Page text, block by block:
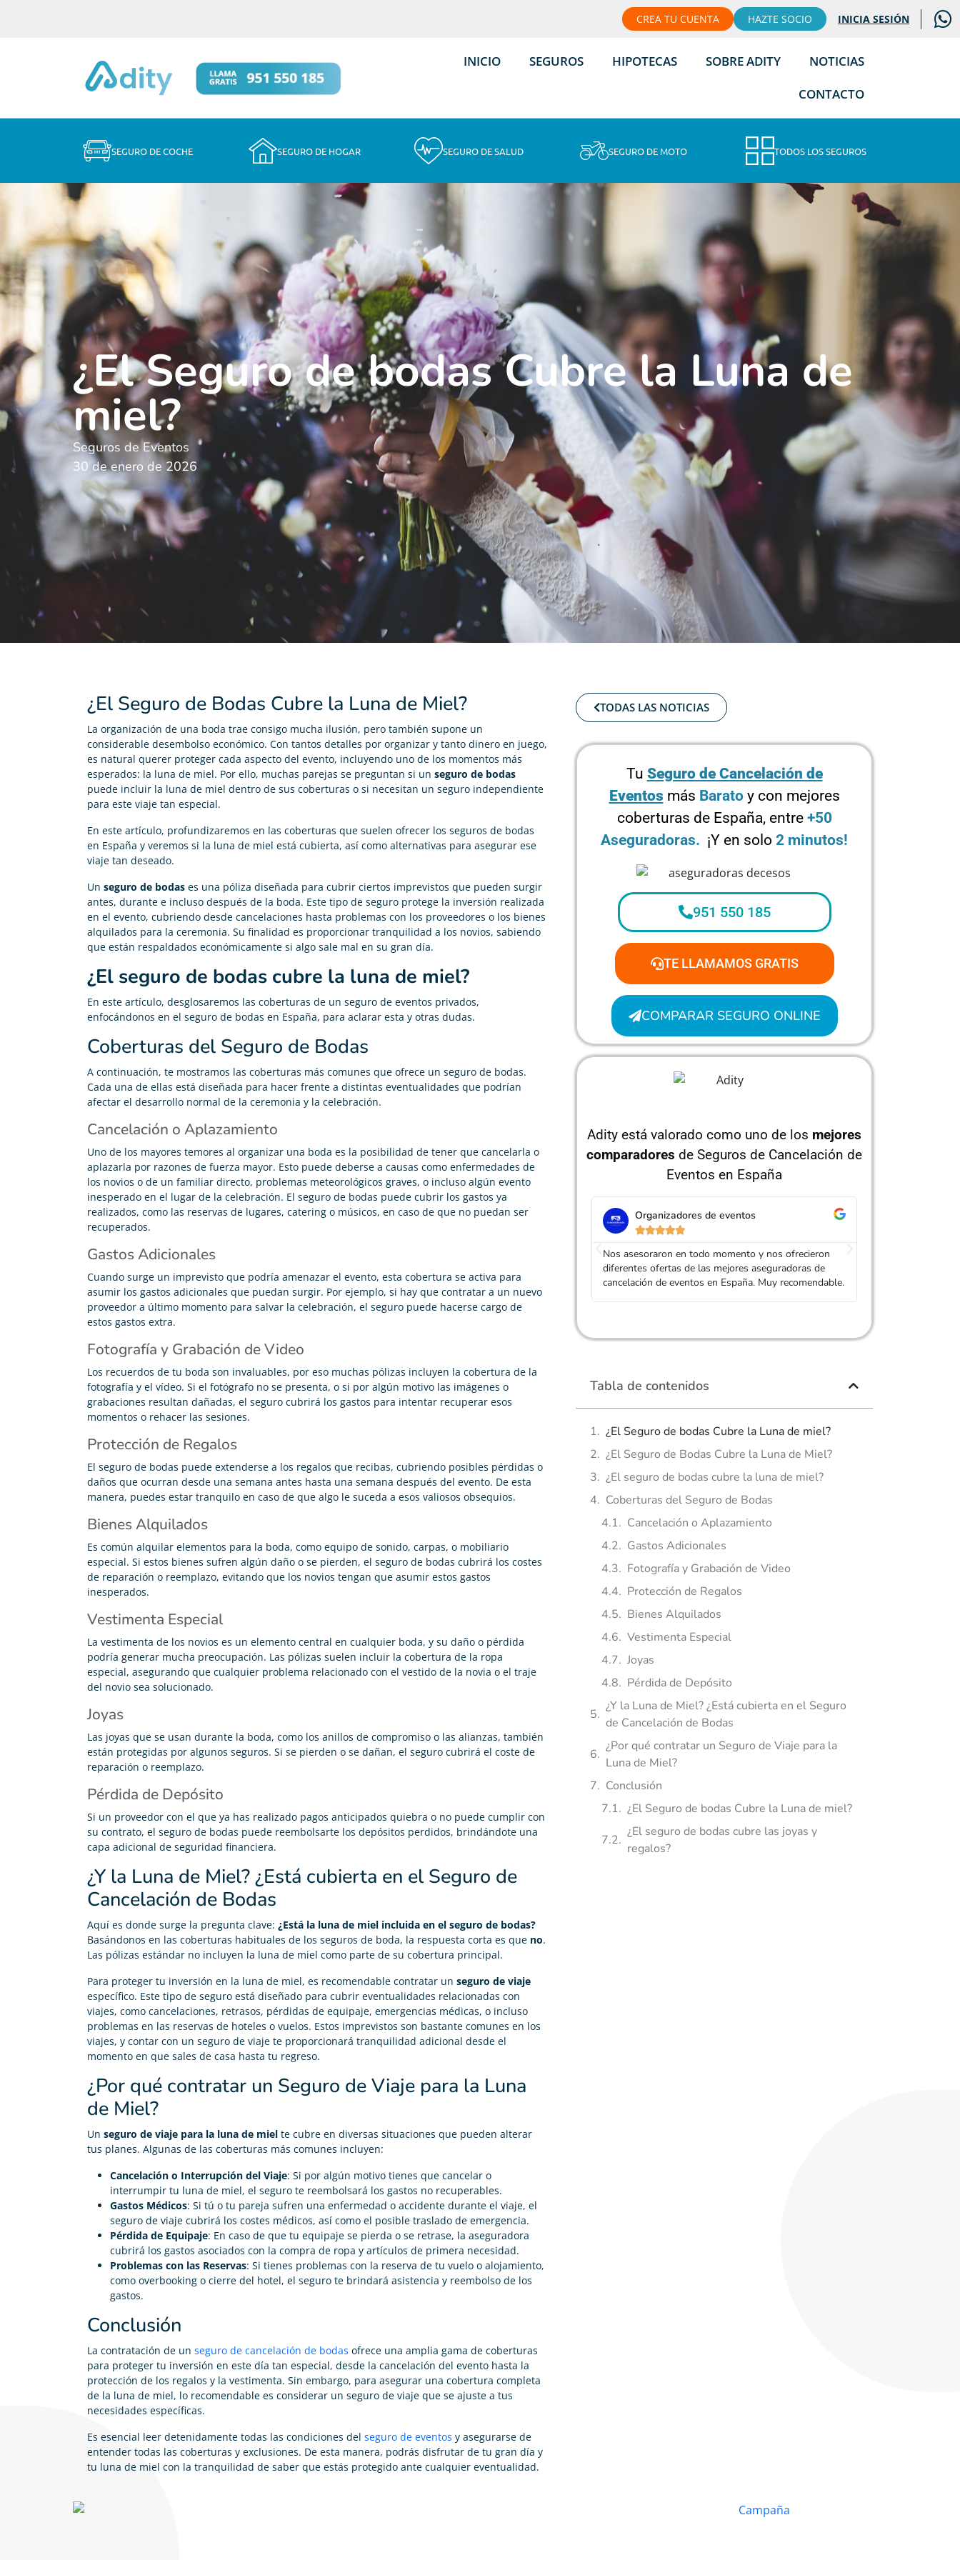
CREA TU CUENTA HAZTE SOCIO INICIA SESIÓN
INICIO SEGUROS HIPOTECAS SOBRE ADITY
NOTICIAS
CONTACTO
SEGURO DE COCHE SEGURO DE HOGAR SEGURO DE SALUD SEGURO DE MOTO TODOS LOS SEGUROS
¿El Seguro de bodas Cubre la Luna de
miel?
Seguros de Eventos
30 de enero de 2026
¿El Seguro de Bodas Cubre la Luna de Miel?
La organización de una boda trae consigo mucha ilusión, pero también supone un
considerable desembolso económico. Con tantos detalles por organizar y tanto dinero en juego,
es natural querer proteger cada aspecto del evento, incluyendo uno de los momentos más
esperados: la luna de miel. Por ello, muchas parejas se preguntan si un seguro de bodas
puede incluir la luna de miel dentro de sus coberturas o si necesitan un seguro independiente
para este viaje tan especial.
En este artículo, profundizaremos en las coberturas que suelen ofrecer los seguros de bodas
en España y veremos si la luna de miel está cubierta, así como alternativas para asegurar ese
viaje tan deseado.
Un seguro de bodas es una póliza diseñada para cubrir ciertos imprevistos que pueden surgir
antes, durante e incluso después de la boda. Este tipo de seguro protege la inversión realizada
en el evento, cubriendo desde cancelaciones hasta problemas con los proveedores o los bienes
alquilados para la ceremonia. Su finalidad es proporcionar tranquilidad a los novios, sabiendo
que están respaldados económicamente si algo sale mal en su gran día.
¿El seguro de bodas cubre la luna de miel?
En este artículo, desglosaremos las coberturas de un seguro de eventos privados,
enfocándonos en el seguro de bodas en España, para aclarar esta y otras dudas.
Coberturas del Seguro de Bodas
A continuación, te mostramos las coberturas más comunes que ofrece un seguro de bodas.
Cada una de ellas está diseñada para hacer frente a distintas eventualidades que podrían
afectar el desarrollo normal de la ceremonia y la celebración.
Cancelación o Aplazamiento
Uno de los mayores temores al organizar una boda es la posibilidad de tener que cancelarla o
aplazarla por razones de fuerza mayor. Esto puede deberse a causas como enfermedades de
los novios o de un familiar directo, problemas meteorológicos graves, o incluso algún evento
inesperado en el lugar de la celebración. El seguro de bodas puede cubrir los gastos ya
realizados, como las reservas de lugares, catering o músicos, en caso de que no puedan ser
recuperados.
Gastos Adicionales
Cuando surge un imprevisto que podría amenazar el evento, esta cobertura se activa para
asumir los gastos adicionales que puedan surgir. Por ejemplo, si hay que contratar a un nuevo
proveedor a último momento para salvar la celebración, el seguro puede hacerse cargo de
estos gastos extra.
Fotografía y Grabación de Video
Los recuerdos de tu boda son invaluables, por eso muchas pólizas incluyen la cobertura de la
fotografía y el vídeo. Si el fotógrafo no se presenta, o si por algún motivo las imágenes o
grabaciones resultan dañadas, el seguro cubrirá los gastos para intentar recuperar esos
momentos o rehacer las sesiones.
Protección de Regalos
El seguro de bodas puede extenderse a los regalos que recibas, cubriendo posibles pérdidas o
daños que ocurran desde una semana antes hasta una semana después del evento. De esta
manera, puedes estar tranquilo en caso de que algo le suceda a esos valiosos obsequios.
Bienes Alquilados
Es común alquilar elementos para la boda, como equipo de sonido, carpas, o mobiliario
especial. Si estos bienes sufren algún daño o se pierden, el seguro de bodas cubrirá los costes
de reparación o reemplazo, evitando que los novios tengan que asumir estos gastos
inesperados.
Vestimenta Especial
La vestimenta de los novios es un elemento central en cualquier boda, y su daño o pérdida
podría generar mucha preocupación. Las pólizas suelen incluir la cobertura de la ropa
especial, asegurando que cualquier problema relacionado con el vestido de la novia o el traje
del novio sea solucionado.
Joyas
Las joyas que se usan durante la boda, como los anillos de compromiso o las alianzas, también
están protegidas por algunos seguros. Si se pierden o se dañan, el seguro cubrirá el coste de
reparación o reemplazo.
Pérdida de Depósito
Si un proveedor con el que ya has realizado pagos anticipados quiebra o no puede cumplir con
su contrato, el seguro de bodas puede reembolsarte los depósitos perdidos, brindándote una
capa adicional de seguridad financiera.
¿Y la Luna de Miel? ¿Está cubierta en el Seguro de
Cancelación de Bodas
Aquí es donde surge la pregunta clave: ¿Está la luna de miel incluida en el seguro de bodas?
Basándonos en las coberturas habituales de los seguros de boda, la respuesta corta es que no.
Las pólizas estándar no incluyen la luna de miel como parte de su cobertura principal.
Para proteger tu inversión en la luna de miel, es recomendable contratar un seguro de viaje
específico. Este tipo de seguro está diseñado para cubrir eventualidades relacionadas con
viajes, como cancelaciones, retrasos, pérdidas de equipaje, emergencias médicas, o incluso
problemas en las reservas de hoteles o vuelos. Estos imprevistos son bastante comunes en los
viajes, y contar con un seguro de viaje te proporcionará tranquilidad adicional desde el
momento en que sales de casa hasta tu regreso.
¿Por qué contratar un Seguro de Viaje para la Luna
de Miel?
Un seguro de viaje para la luna de miel te cubre en diversas situaciones que pueden alterar
tus planes. Algunas de las coberturas más comunes incluyen:
Cancelación o Interrupción del Viaje: Si por algún motivo tienes que cancelar o
interrumpir tu luna de miel, el seguro te reembolsará los gastos no recuperables.
Gastos Médicos: Si tú o tu pareja sufren una enfermedad o accidente durante el viaje, el
seguro de viaje cubrirá los costes médicos, así como el posible traslado de emergencia.
Pérdida de Equipaje: En caso de que tu equipaje se pierda o se retrase, la aseguradora
cubrirá los gastos asociados con la compra de ropa y artículos de primera necesidad.
Problemas con las Reservas: Si tienes problemas con la reserva de tu vuelo o alojamiento,
como overbooking o cierre del hotel, el seguro te brindará asistencia y reembolso de los
gastos.
Conclusión
La contratación de un seguro de cancelación de bodas ofrece una amplia gama de coberturas
para proteger tu inversión en este día tan especial, desde la cancelación del evento hasta la
protección de los regalos y la vestimenta. Sin embargo, para asegurar una cobertura completa
de la luna de miel, lo recomendable es considerar un seguro de viaje que se ajuste a tus
necesidades específicas.
Es esencial leer detenidamente todas las condiciones del seguro de eventos y asegurarse de
entender todas las coberturas y exclusiones. De esta manera, podrás disfrutar de tu gran día y
tu luna de miel con la tranquilidad de saber que estás protegido ante cualquier eventualidad.
TODAS LAS NOTICIAS
Tu Seguro de Cancelación de
Eventos más Baratoy con mejores
coberturas de España, entre +50
Aseguradoras. ¡Y en solo 2 minutos!
951 550 185
TE LLAMAMOS GRATIS
COMPARAR SEGURO ONLINE
Adity está valorado como uno de los mejores
comparadores de Seguros de Cancelación de
Eventos en España
Organizadores de eventos

Nos asesoraron en todo momento y nos ofrecieron
diferentes ofertas de las mejores aseguradoras de
cancelación de eventos en España. Muy recomendable.
Tabla de contenidos
¿El Seguro de bodas Cubre la Luna de miel?
¿El Seguro de Bodas Cubre la Luna de Miel?
¿El seguro de bodas cubre la luna de miel?
Coberturas del Seguro de Bodas
Cancelación o Aplazamiento
Gastos Adicionales
Fotografía y Grabación de Video
Protección de Regalos
Bienes Alquilados
Vestimenta Especial
Joyas
Pérdida de Depósito
¿Y la Luna de Miel? ¿Está cubierta en el Seguro
de Cancelación de Bodas
¿Por qué contratar un Seguro de Viaje para la
Luna de Miel?
Conclusión
¿El Seguro de bodas Cubre la Luna de miel?
¿El seguro de bodas cubre las joyas y
regalos?